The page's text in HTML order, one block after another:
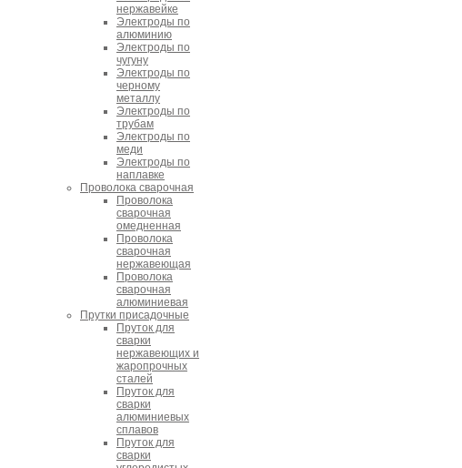
нержавейке
Электроды по
алюминию
Электроды по
чугуну
Электроды по
черному
металлу
Электроды по
трубам
Электроды по
меди
Электроды по
наплавке
Проволока сварочная
Проволока
сварочная
омедненная
Проволока
сварочная
нержавеющая
Проволока
сварочная
алюминиевая
Прутки присадочные
Пруток для
сварки
нержавеющих и
жаропрочных
сталей
Пруток для
сварки
алюминиевых
сплавов
Пруток для
сварки